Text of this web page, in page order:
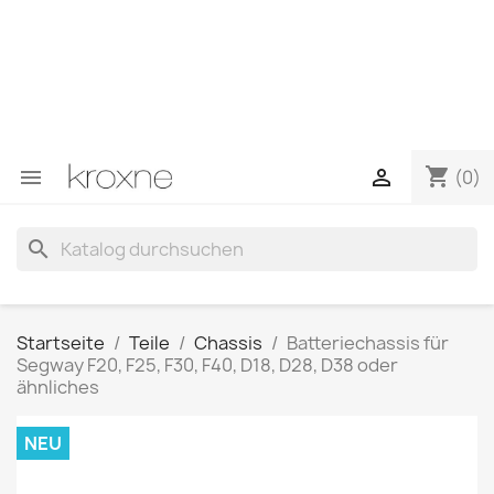
 shopping_cart (0)

search
Startseite Teile Chassis
Batteriechassis für
Segway F20, F25, F30, F40, D18, D28, D38 oder
ähnliches
NEU